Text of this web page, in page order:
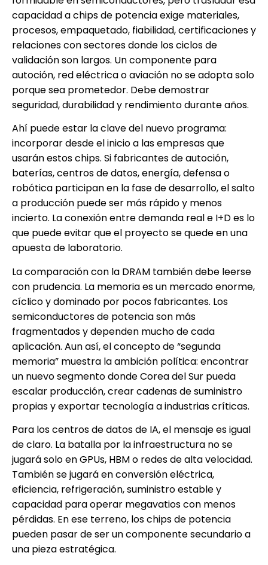
capacidad a chips de potencia exige materiales,
procesos, empaquetado, fiabilidad, certificaciones y
relaciones con sectores donde los ciclos de
validación son largos. Un componente para
autoción, red eléctrica o aviación no se adopta solo
porque sea prometedor. Debe demostrar
seguridad, durabilidad y rendimiento durante años.
Ahí puede estar la clave del nuevo programa:
incorporar desde el inicio a las empresas que
usarán estos chips. Si fabricantes de autoción,
baterías, centros de datos, energía, defensa o
robótica participan en la fase de desarrollo, el salto
a producción puede ser más rápido y menos
incierto. La conexión entre demanda real e I+D es lo
que puede evitar que el proyecto se quede en una
apuesta de laboratorio.
La comparación con la DRAM también debe leerse
con prudencia. La memoria es un mercado enorme,
cíclico y dominado por pocos fabricantes. Los
semiconductores de potencia son más
fragmentados y dependen mucho de cada
aplicación. Aun así, el concepto de “segunda
memoria” muestra la ambición política: encontrar
un nuevo segmento donde Corea del Sur pueda
escalar producción, crear cadenas de suministro
propias y exportar tecnología a industrias críticas.
Para los centros de datos de IA, el mensaje es igual
de claro. La batalla por la infraestructura no se
jugará solo en GPUs, HBM o redes de alta velocidad.
También se jugará en conversión eléctrica,
eficiencia, refrigeración, suministro estable y
capacidad para operar megavatios con menos
pérdidas. En ese terreno, los chips de potencia
pueden pasar de ser un componente secundario a
una pieza estratégica.